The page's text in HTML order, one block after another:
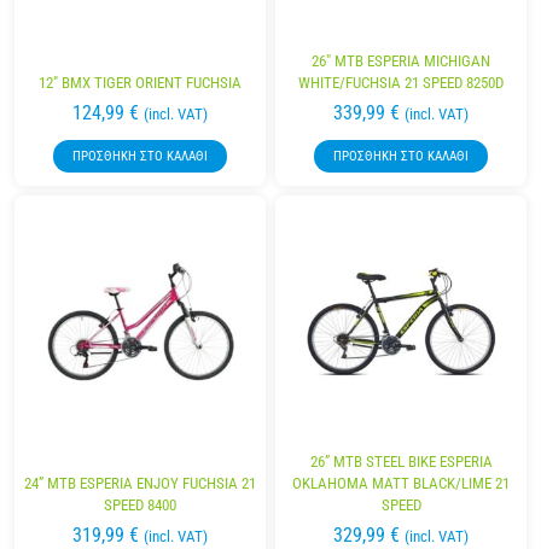
12″ BMX TIGER ORIENT FUCHSIA
124,99 € (incl. VAT)
ΠΡΟΣΘΉΚΗ ΣΤΟ ΚΑΛΆΘΙ
26″ MTB ESPERIA MICHIGAN
WHITE/FUCHSIA 21 SPEED 8250D
339,99 € (incl. VAT)
ΠΡΟΣΘΉΚΗ ΣΤΟ ΚΑΛΆΘΙ
24” MTB ESPERIA ENJOY FUCHSIA 21
SPEED 8400
319,99 € (incl. VAT)
26” MTB STEEL BIKE ESPERIA
OKLAHOMA MATT BLACK/LIME 21
SPEED
329,99 € (incl. VAT)